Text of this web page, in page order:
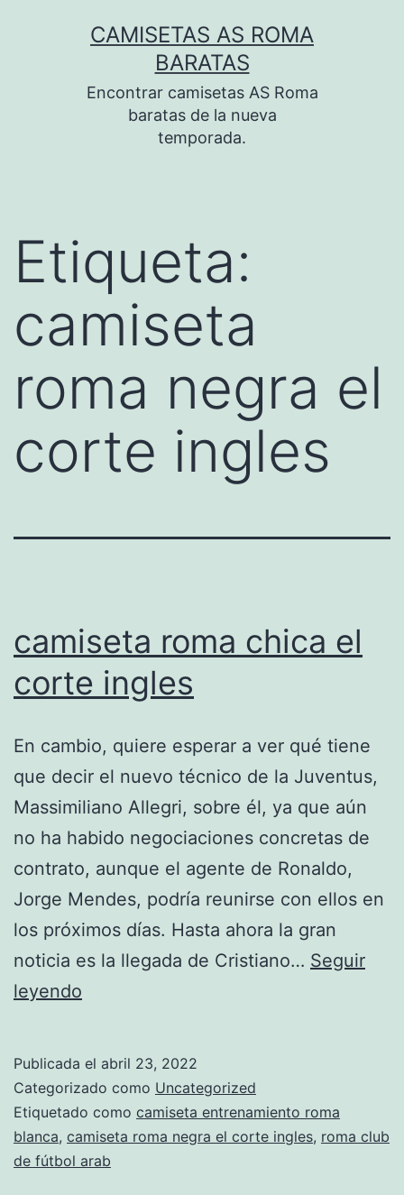
CAMISETAS AS ROMA
BARATAS
Encontrar camisetas AS Roma
baratas de la nueva
temporada.
Etiqueta:
camiseta
roma negra el
corte ingles
camiseta roma chica el
corte ingles
En cambio, quiere esperar a ver qué tiene
que decir el nuevo técnico de la Juventus,
Massimiliano Allegri, sobre él, ya que aún
no ha habido negociaciones concretas de
contrato, aunque el agente de Ronaldo,
Jorge Mendes, podría reunirse con ellos en
los próximos días. Hasta ahora la gran
noticia es la llegada de Cristiano… Seguir
leyendo
el
corte
ingles
Publicada el abril 23, 2022
Categorizado como Uncategorized
Etiquetado como camiseta entrenamiento roma
blanca, camiseta roma negra el corte ingles, roma club
de fútbol arab